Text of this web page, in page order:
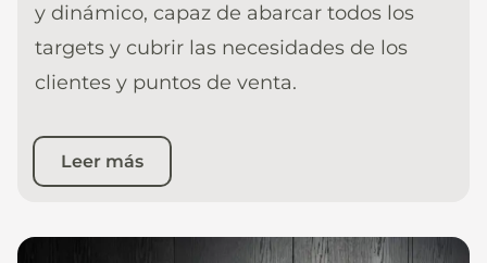
y dinámico, capaz de abarcar todos los
targets y cubrir las necesidades de los
clientes y puntos de venta.
Leer más